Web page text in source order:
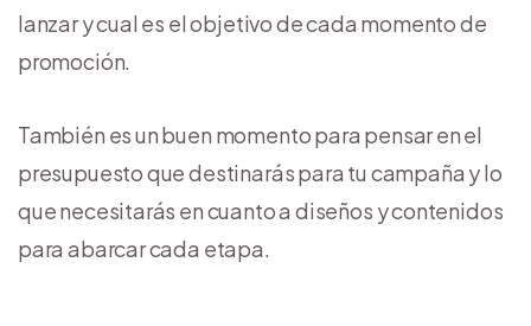
lanzar y cual es el objetivo de cada momento de
promoción.
También es un buen momento para pensar en el
presupuesto que destinarás para tu campaña y lo
que necesitarás en cuanto a diseños y contenidos
para abarcar cada etapa.